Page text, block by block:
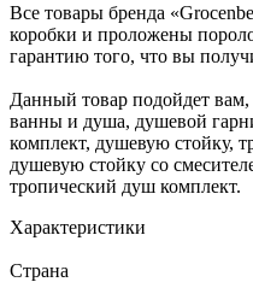
Все товары бренда
коробки и проложены
гарантию того, что вы
Данный товар подойдет
ванны и душа, душевой
комплект, душевую стойку,
душевую стойку со
тропический душ комплект.
Характеристики
Страна